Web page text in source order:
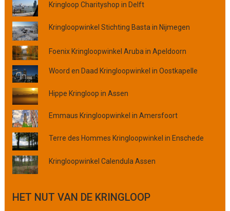
a
t
s
,
p
r
o
v
i
n
c
i
e
o
f
o
g
Kringloop Charityshop in Delft
Kringloopwinkel Stichting Basta in Nijmegen
Foenix Kringloopwinkel Aruba in Apeldoorn
Woord en Daad Kringloopwinkel in Oostkapelle
Hippe Kringloop in Assen
Emmaus Kringloopwinkel in Amersfoort
Terre des Hommes Kringloopwinkel in Enschede
Kringloopwinkel Calendula Assen
HET NUT VAN DE KRINGLOOP